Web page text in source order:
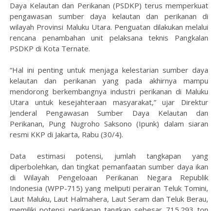
Daya Kelautan dan Perikanan (PSDKP) terus memperkuat
pengawasan sumber daya kelautan dan perikanan di
wilayah Provinsi Maluku Utara. Penguatan dilakukan melalui
rencana penambahan unit pelaksana teknis Pangkalan
PSDKP di Kota Ternate.
“Hal ini penting untuk menjaga kelestarian sumber daya
kelautan dan perikanan yang pada akhirnya mampu
mendorong berkembangnya industri perikanan di Maluku
Utara untuk kesejahteraan masyarakat,” ujar Direktur
Jenderal Pengawasan Sumber Daya Kelautan dan
Perikanan, Pung Nugroho Saksono (Ipunk) dalam siaran
resmi KKP di Jakarta, Rabu (30/4).
Data estimasi potensi, jumlah tangkapan yang
diperbolehkan, dan tingkat pemanfaatan sumber daya ikan
di Wilayah Pengeloaan Perikanan Negara Republik
Indonesia (WPP-715) yang meliputi perairan Teluk Tomini,
Laut Maluku, Laut Halmahera, Laut Seram dan Teluk Berau,